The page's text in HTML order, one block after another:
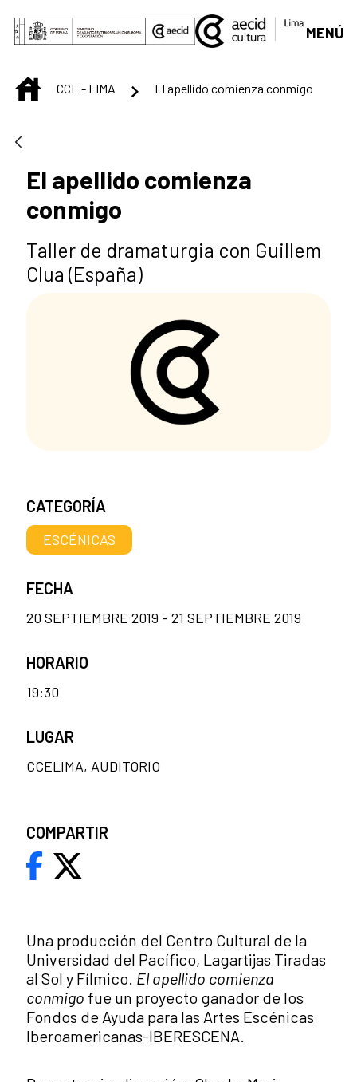
Saltar al contenido principal
MENÚ
INICIOCCE - LIMA El apellido comienza conmigo
El apellido comienza
conmigo
Taller de dramaturgia con Guillem
Clua (España)
Una producción del Centro Cultural de la
Universidad del Pacífico, Lagartijas Tiradas
al Sol y Fílmico. El apellido comienza
conmigo fue un proyecto ganador de los
Fondos de Ayuda para las Artes Escénicas
Iberoamericanas-IBERESCENA.
CATEGORÍA
ESCÉNICAS
FECHA
20 SEPTIEMBRE 2019 - 21 SEPTIEMBRE 2019
HORARIO
19:30
LUGAR
CCELIMA, AUDITORIO
COMPARTIR